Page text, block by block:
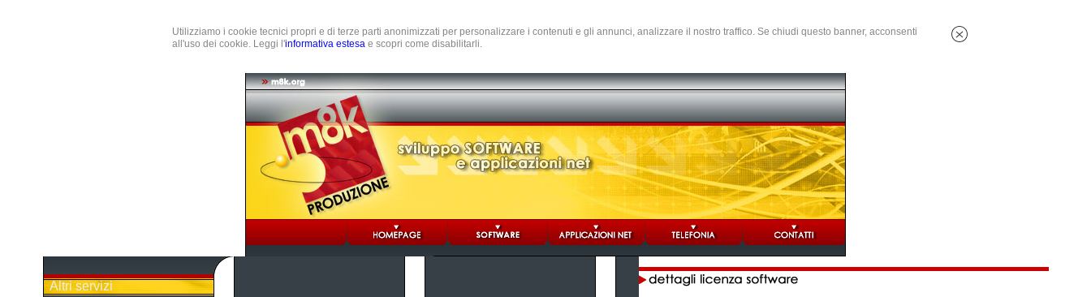
Utilizziamo i cookie tecnici propri e di terze parti anonimizzati per personalizzare i contenuti e gli annunci, analizzare il nostro traffico. Se chiudi questo banner, acconsenti
all'uso dei cookie. Leggi l'informativa estesa e scopri come disabilitarli.
Altri servizi